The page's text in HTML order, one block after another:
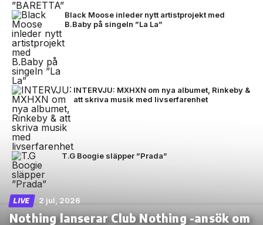
Black Moose inleder nytt artistprojekt med
B.Baby på singeln ”La La”
INTERVJU: MXHXN om nya albumet, Rinkeby &
att skriva musik med livserfarenhet
T.G Boogie släpper ”Prada”
LIVE 2 jul, 2026
Nothing lanserar Club Nothing -ansök om